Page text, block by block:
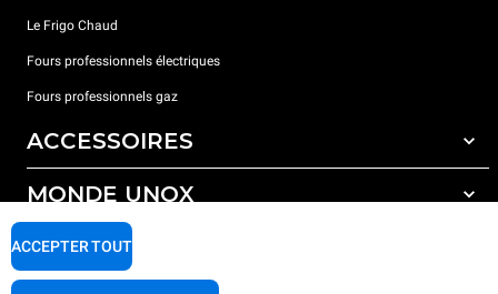
Le Frigo Chaud
Fours professionnels électriques
Fours professionnels gaz
ACCESSOIRES
Tous les accessoires
Détergents pour lavage automatique
Détergents pour lavage manuel
MONDE UNOX
Nos bureaux dans le monde
SUPPORT
ACCEPTER TOUT